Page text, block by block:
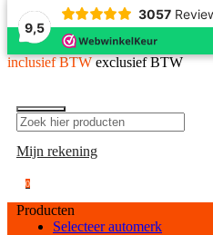
9,5
3057
inclusief BTW exclusief BTW
Mijn rekening
0
Producten
Selecteer automerk